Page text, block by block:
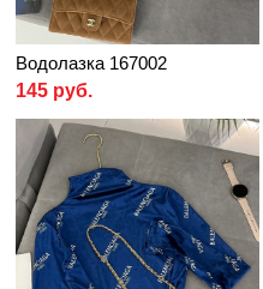
Водолазка 167002
145 руб.